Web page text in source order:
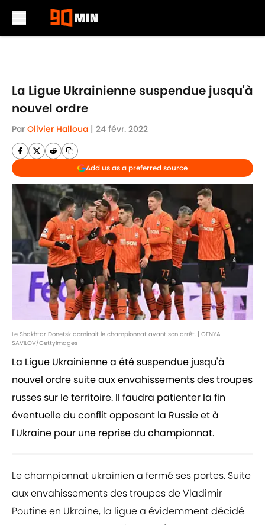
La Ligue Ukrainienne suspendue jusqu'à
nouvel ordre
Par Olivier Halloua | 24 févr. 2022
Add us as a preferred source
Le Shakhtar Donetsk dominait le championnat avant son arrêt. | GENYA
SAVILOV/GettyImages
La Ligue Ukrainienne a été suspendue jusqu'à
nouvel ordre suite aux envahissements des troupes
russes sur le territoire. Il faudra patienter la fin
éventuelle du conflit opposant la Russie et à
l'Ukraine pour une reprise du championnat.
Le championnat ukrainien a fermé ses portes. Suite
aux envahissements des troupes de Vladimir
Poutine en Ukraine, la ligue a évidemment décidé